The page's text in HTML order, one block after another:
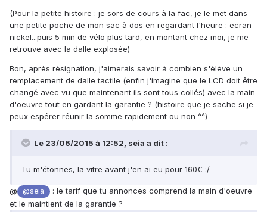
(Pour la petite histoire : je sors de cours à la fac, je le met dans
une petite poche de mon sac à dos en regardant l'heure : ecran
nickel...puis 5 min de vélo plus tard, en montant chez moi, je me
retrouve avec la dalle explosée)
Bon, après résignation, j'aimerais savoir à combien s'élève un
remplacement de dalle tactile (enfin j'imagine que le LCD doit être
changé avec vu que maintenant ils sont tous collés) avec la main
d'oeuvre tout en gardant la garantie ? (histoire que je sache si je
peux espérer réunir la somme rapidement ou non ^^)
Le 23/06/2015 à 12:52, seia a dit :
Tu m'étonnes, la vitre avant j'en ai eu pour 160€ :/
@ @seia
: le tarif que tu annonces comprend la main d'oeuvre
et le maintient de la garantie ?